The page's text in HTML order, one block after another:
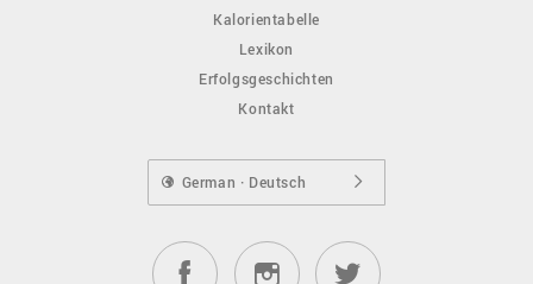
Kalorientabelle
Lexikon
Erfolgsgeschichten
Kontakt
German · Deutsch